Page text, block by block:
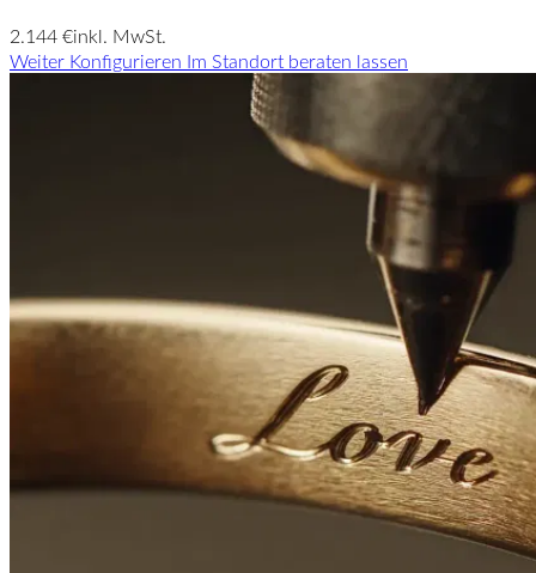
2.144 €inkl. MwSt.
Weiter Konfigurieren Im Standort beraten lassen